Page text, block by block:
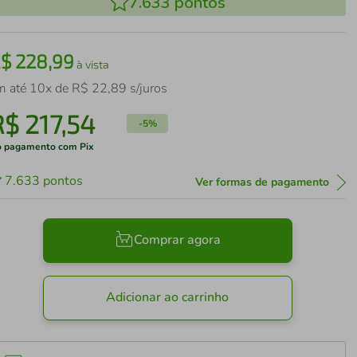
228,99 à vista
até 10x de R$ 22,89 s/juros
217,54 -5%
pagamento com Pix
7.633 pontos Ver formas de pagamento
Comprar agora
Adicionar ao carrinho